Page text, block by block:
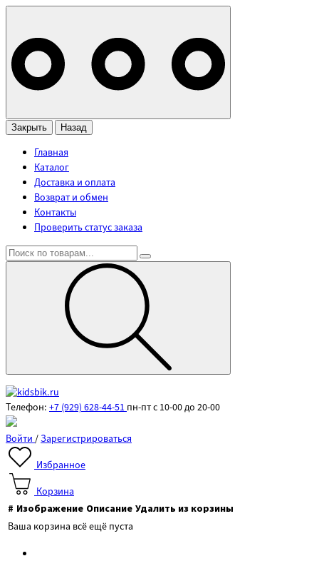
Закрыть Назад
Главная
Каталог
Доставка и оплата
Возврат и обмен
Контакты
Проверить статус заказа
Телефон: +7 (929) 628-44-51пн-пт с 10-00 до 20-00
Войти/Зарегистрироваться
Избранное
Корзина
# Изображение Описание Удалить из корзины
Ваша корзина всё ещё пуста